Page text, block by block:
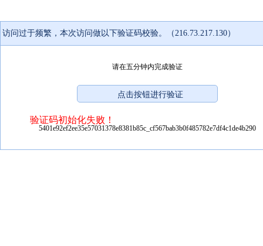
访问过于频繁，本次访问做以下验证码校验。（216.73.217.130）
请在五分钟内完成验证
验证码初始化失败！
5401e92ef2ee35e57031378e8381b85c_cf567bab3b0f485782e7df4c1de4b290